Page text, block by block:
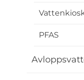
PFAS